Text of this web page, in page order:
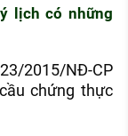
lịch có những
2015/NĐ-CP
chứng thực